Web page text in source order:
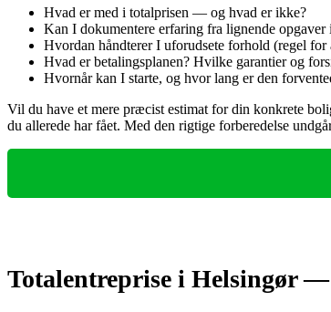
Hvad er med i totalprisen — og hvad er ikke?
Kan I dokumentere erfaring fra lignende
Hvordan håndterer I uforudsete forhold (regel
Hvad er betalingsplanen? Hvilke garantier og
Hvornår kan I starte, og hvor lang er den
Vil du have et mere præcist estimat for din konkrete
du allerede har fået. Med den rigtige forberedelse
Totalentreprise i Helsingør